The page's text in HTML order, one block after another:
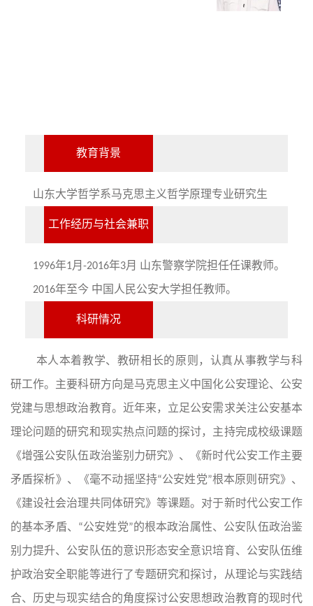
教育背景
山东大学哲学系马克思主义哲学原理专业研究生
工作经历与社会兼职
1996年1月-2016年3月 山东警察学院担任任课教师。
2016年至今 中国人民公安大学担任教师。
科研情况
本人本着教学、教研相长的原则，认真从事教学与科
研工作。主要科研方向是马克思主义中国化公安理论、公安
党建与思想政治教育。近年来，立足公安需求关注公安基本
理论问题的研究和现实热点问题的探讨，主持完成校级课题
《增强公安队伍政治鉴别力研究》、《新时代公安工作主要
矛盾探析》、《毫不动摇坚持“公安姓党”根本原则研究》、
《建设社会治理共同体研究》等课题。对于新时代公安工作
的基本矛盾、“公安姓党”的根本政治属性、公安队伍政治鉴
别力提升、公安队伍的意识形态安全意识培育、公安队伍维
护政治安全职能等进行了专题研究和探讨，从理论与实践结
合、历史与现实结合的角度探讨公安思想政治教育的现时代